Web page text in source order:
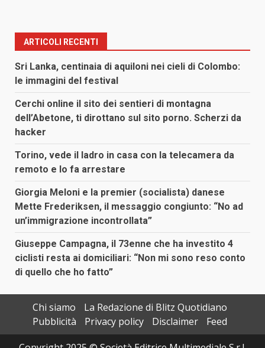
ARTICOLI RECENTI
Sri Lanka, centinaia di aquiloni nei cieli di Colombo:
le immagini del festival
Cerchi online il sito dei sentieri di montagna
dell’Abetone, ti dirottano sul sito porno. Scherzi da
hacker
Torino, vede il ladro in casa con la telecamera da
remoto e lo fa arrestare
Giorgia Meloni e la premier (socialista) danese
Mette Frederiksen, il messaggio congiunto: “No ad
un’immigrazione incontrollata”
Giuseppe Campagna, il 73enne che ha investito 4
ciclisti resta ai domiciliari: “Non mi sono reso conto
di quello che ho fatto”
Chi siamo
La Redazione di Blitz Quotidiano
Pubblicità
Privacy policy Disclaimer
Feed